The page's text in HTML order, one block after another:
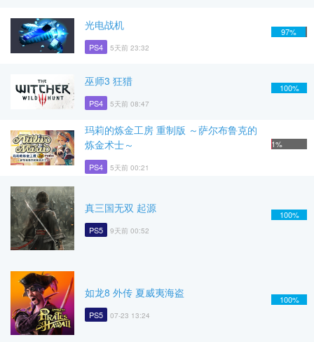
光电战机
PS4 5天前 23:32
97%
巫师3 狂猎
PS4 5天前 08:47
100%
玛莉的炼金工房 重制版 ～萨尔布鲁克的
炼金术士～
PS4 5天前 00:21
1%
真三国无双 起源
PS5 9天前 00:52
100%
如龙8 外传 夏威夷海盗
PS5 07-23 13:24
100%